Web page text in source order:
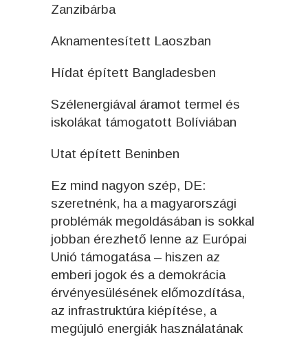
Zanzibárba
Aknamentesített Laoszban
Hídat épített Bangladesben
Szélenergiával áramot termel és
iskolákat támogatott Bolíviában
Utat épített Beninben
Ez mind nagyon szép, DE:
szeretnénk, ha a magyarországi
problémák megoldásában is sokkal
jobban érezhető lenne az Európai
Unió támogatása – hiszen az
emberi jogok és a demokrácia
érvényesülésének előmozdítása,
az infrastruktúra kiépítése, a
megújuló energiák használatának